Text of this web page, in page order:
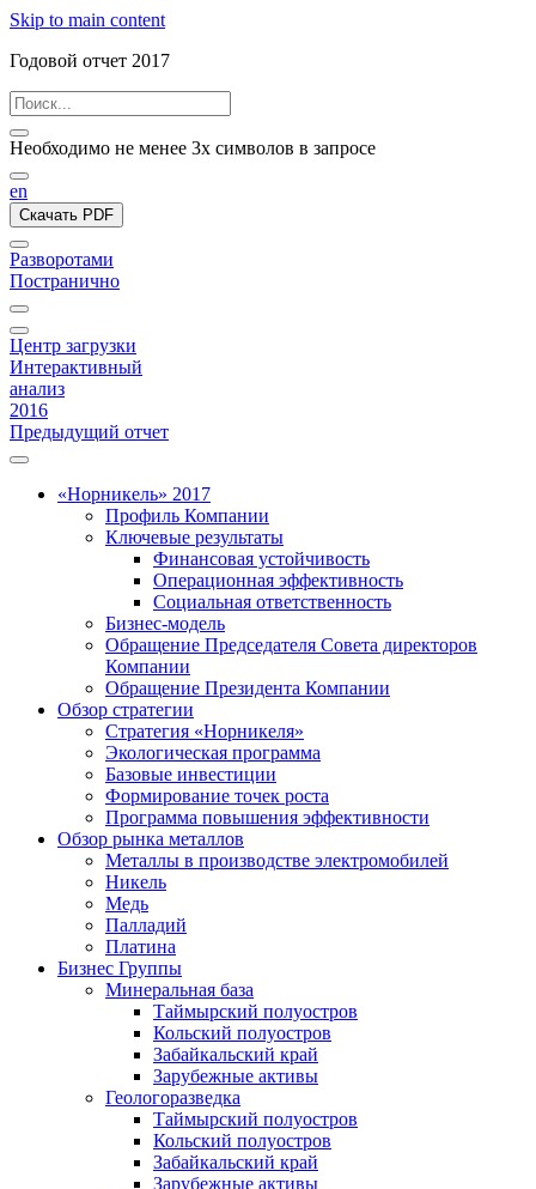
Skip to main content
Годовой отчет 2017
Необходимо не менее 3х символов в запросе
en
Скачать PDF
Разворотами
Постранично
Центр загрузки
Интерактивный
анализ
2016
Предыдущий отчет
«Норникель» 2017
Профиль Компании
Ключевые результаты
Финансовая устойчивость
Операционная эффективность
Социальная ответственность
Бизнес-модель
Обращение Председателя Совета директоров
Компании
Обращение Президента Компании
Обзор стратегии
Стратегия «Норникеля»
Экологическая программа
Базовые инвестиции
Формирование точек роста
Программа повышения эффективности
Обзор рынка металлов
Металлы в производстве электромобилей
Никель
Медь
Палладий
Платина
Бизнес Группы
Минеральная база
Таймырский полуостров
Кольский полуостров
Забайкальский край
Зарубежные активы
Геологоразведка
Таймырский полуостров
Кольский полуостров
Забайкальский край
Зарубежные активы